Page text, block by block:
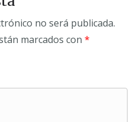
no será publicada.
marcados con *